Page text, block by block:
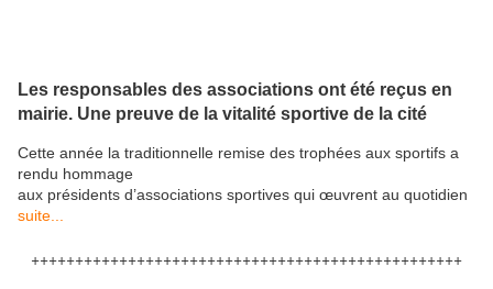
Les responsables des associations ont été reçus en
mairie. Une preuve de la vitalité sportive de la cité
Cette année la traditionnelle remise des trophées aux sportifs a
rendu hommage
aux présidents d’associations sportives qui œuvrent au quotidien
suite...
+++++++++++++++++++++++++++++++++++++++++++++++++